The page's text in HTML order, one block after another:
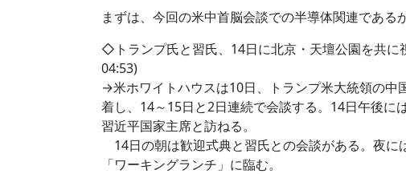
まずは、今回の米中首脳会談での半導体関連である
◇トランプ氏と習氏、14日に北京・天壇公園を共
04:53)
→米ホワイトハウスは10日、トランプ米大統領の中
着し、14～15日と2日連続で会談する。14日午後に
習近平国家主席と訪ねる。
14日の朝は歓迎式典と習氏との会談がある。夜に
「ワーキングランチ」に臨む。